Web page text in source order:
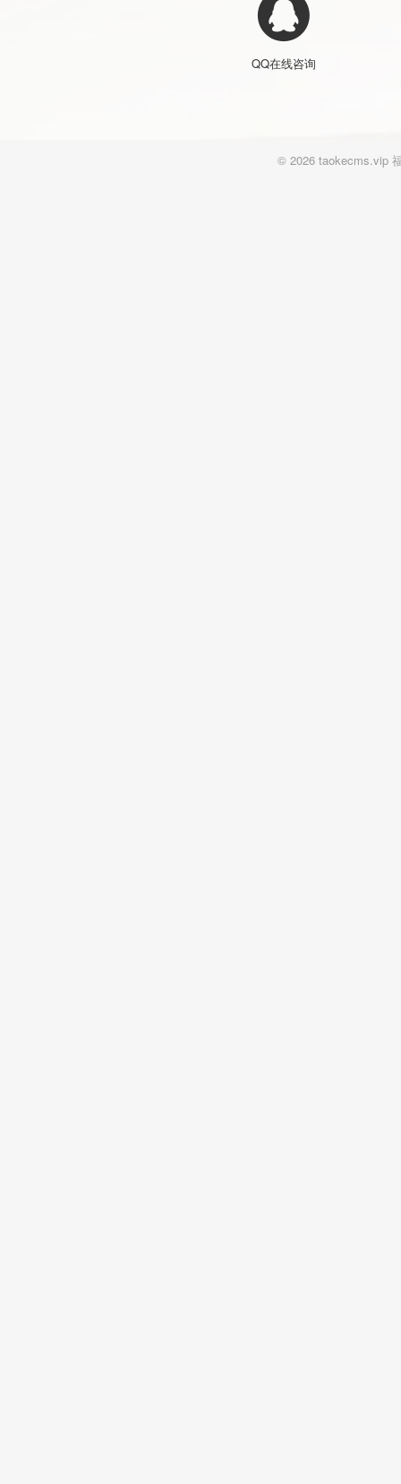
QQ在线咨询
© 2026 taokecms.vip